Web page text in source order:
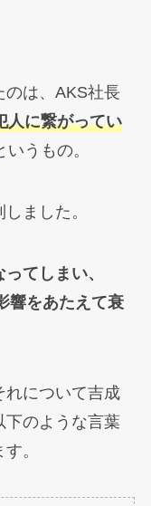
のは、AKS社長
人に繋がってい
いうもの。
ました。
てしまい、
響をあたえて衰
れについて吉成
下のような言葉
。